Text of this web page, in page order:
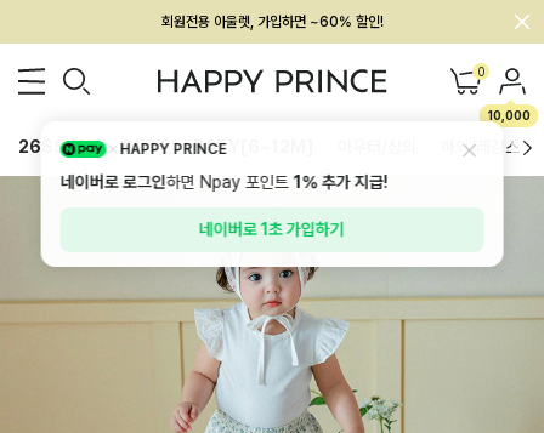
멤버십 최대 28,000원 혜택
0
10,000
26SS 신상 BEST BABY[6~12M] 하의/레깅스
HAPPY PRINCE
네이버로 로그인하면 Npay 포인트1%추가 지급!
네이버로 1초 가입하기